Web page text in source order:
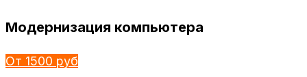
Модернизация компьютера
От 1500 руб